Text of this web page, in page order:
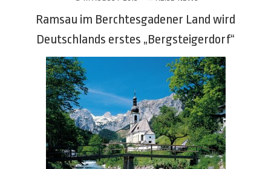
Ramsau im Berchtesgadener Land wird
Deutschlands erstes „Bergsteigerdorf“